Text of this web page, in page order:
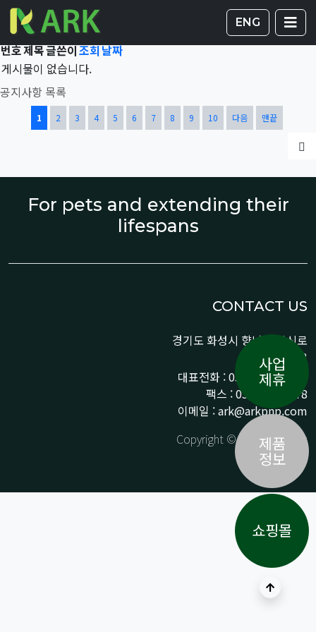
ENG
Total 41,542건1 페이지 게시판
공지사항 목록
번호제목글쓴이조회날짜
게시물이 없습니다.
열린
1 페이지
2
페이지3페이지4
페이지5페이지6
페이지7
페이지8
페이지9
페이지10
페이지 다음 맨끝
For pets and extending their
lifespans
CONTACT US
경기도 화성시 향남읍 상신로
290-13
대표전화 : 031-359-9776 /
팩스 : 031-359-9778
이메일 : ark@arkpnp.com
Copyright © ARK All Rights
Reserved.
상단으로
사업
제휴
제품
정보
쇼핑몰